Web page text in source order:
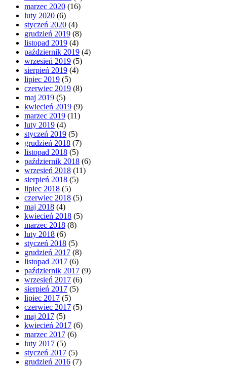
marzec 2020 (16)
luty 2020 (6)
styczeń 2020 (4)
grudzień 2019 (8)
listopad 2019 (4)
październik 2019 (4)
wrzesień 2019 (5)
sierpień 2019 (4)
lipiec 2019 (5)
czerwiec 2019 (8)
maj 2019 (5)
kwiecień 2019 (9)
marzec 2019 (11)
luty 2019 (4)
styczeń 2019 (5)
grudzień 2018 (7)
listopad 2018 (5)
październik 2018 (6)
wrzesień 2018 (11)
sierpień 2018 (5)
lipiec 2018 (5)
czerwiec 2018 (5)
maj 2018 (4)
kwiecień 2018 (5)
marzec 2018 (8)
luty 2018 (6)
styczeń 2018 (5)
grudzień 2017 (8)
listopad 2017 (6)
październik 2017 (9)
wrzesień 2017 (6)
sierpień 2017 (5)
lipiec 2017 (5)
czerwiec 2017 (5)
maj 2017 (5)
kwiecień 2017 (6)
marzec 2017 (6)
luty 2017 (5)
styczeń 2017 (5)
grudzień 2016 (7)